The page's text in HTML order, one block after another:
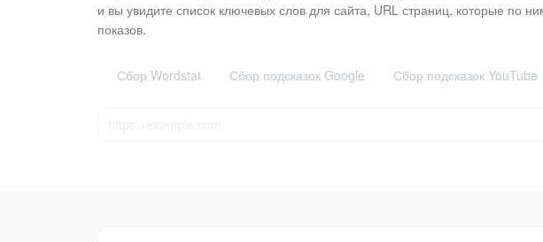
и вы увидите список ключевых слов для сайта, URL страниц, которые по
показов.
Сбор Wordstat Сбор подсказок Google Сбор подсказок YouTube